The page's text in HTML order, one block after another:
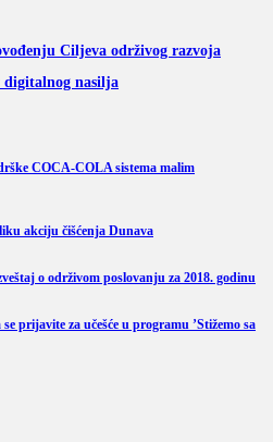
Ciljeva održivog razvoja
nasilja
COCA-COLA sistema malim
akciju čišćenja Dunava
o održivom poslovanju za 2018. godinu
prijavite za učešće u programu ’Stižemo sa